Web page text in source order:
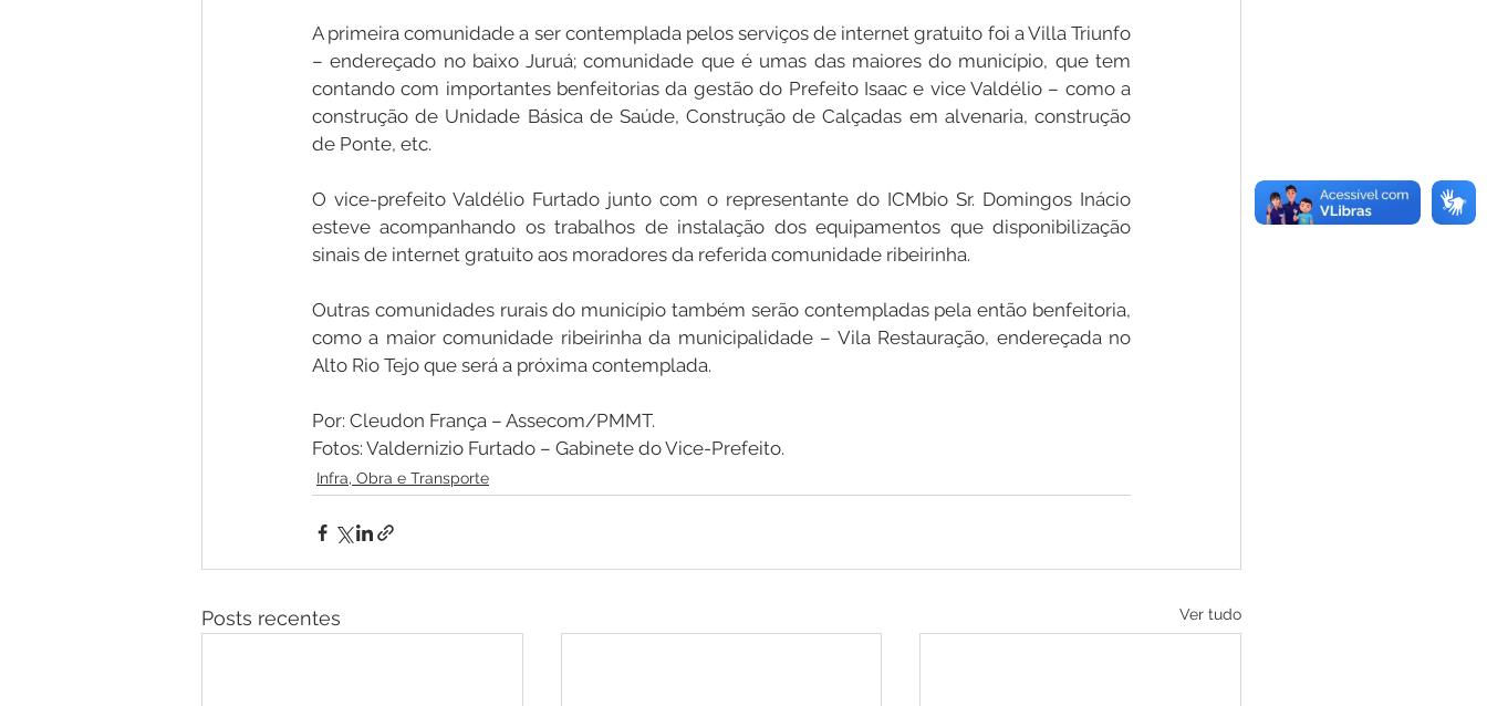
A primeira comunidade a ser contemplada pelos serviços de internet gratuito foi a Villa Triunfo
– endereçado no baixo Juruá; comunidade que é umas das maiores do município, que tem
contando com importantes benfeitorias da gestão do Prefeito Isaac e vice Valdélio – como a
construção de Unidade Básica de Saúde, Construção de Calçadas em alvenaria, construção
de Ponte, etc.
O vice-prefeito Valdélio Furtado junto com o representante do ICMbio Sr. Domingos Inácio
esteve acompanhando os trabalhos de instalação dos equipamentos que disponibilização
sinais de internet gratuito aos moradores da referida comunidade ribeirinha.
Outras comunidades rurais do município também serão contempladas pela então benfeitoria,
como a maior comunidade ribeirinha da municipalidade – Vila Restauração, endereçada no
Alto Rio Tejo que será a próxima contemplada.
Por: Cleudon França – Assecom/PMMT.
Fotos: Valdernizio Furtado – Gabinete do Vice-Prefeito.
Infra, Obra e Transporte
Posts recentes Ver tudo